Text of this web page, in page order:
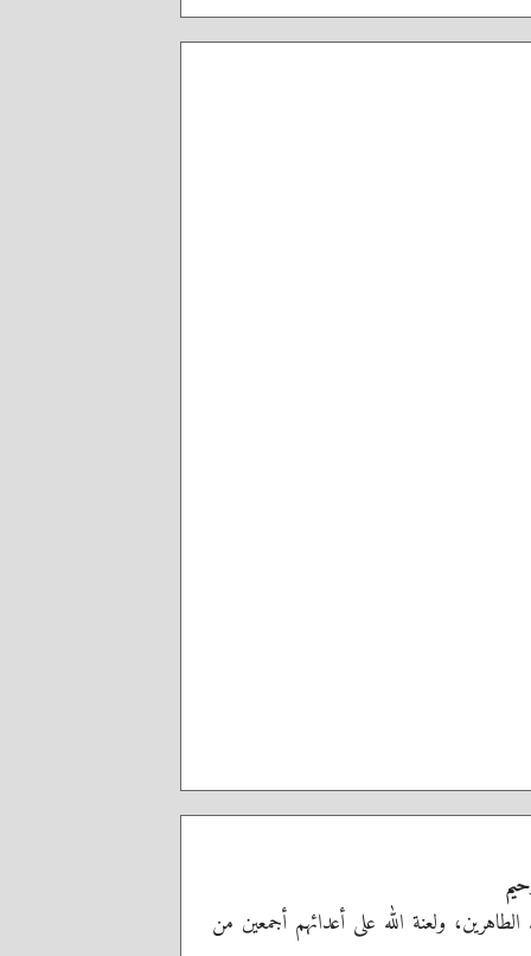
ولعنة الله على أعدائهم أجمعين من